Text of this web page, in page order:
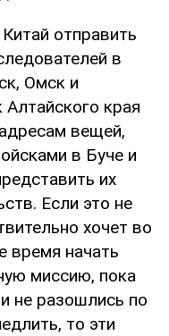
отправить
в
Омск и
края
вещей,
в Буче и
их
Если это не
хочет во
время начать
миссию, пока
не разошлись по
то эти